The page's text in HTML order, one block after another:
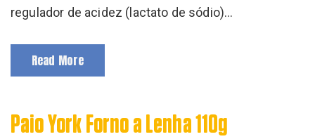
regulador de acidez (lactato de sódio)…
Read More
Paio York Forno a Lenha 110g